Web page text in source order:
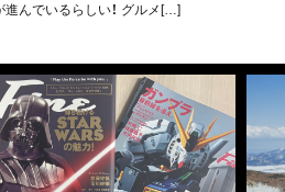
進んでいるらしい！ グルメ[…]